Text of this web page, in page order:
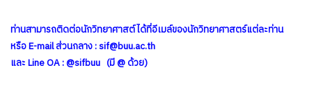
ท่านสามารถติดต่อนักวิทยาศาสต์ได้ที่อีเมล์ของนักวิทยาศาสตร์แต่ละท่าน
หรือ E-mail ส่วนกลาง :sif@buu.ac.th
และ Line OA : @sifbuu (มี @ ด้วย)